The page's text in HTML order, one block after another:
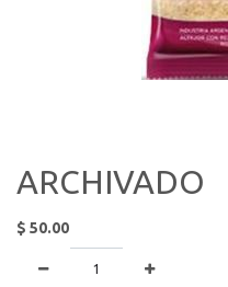
ARCHIVADO
$ 50.00